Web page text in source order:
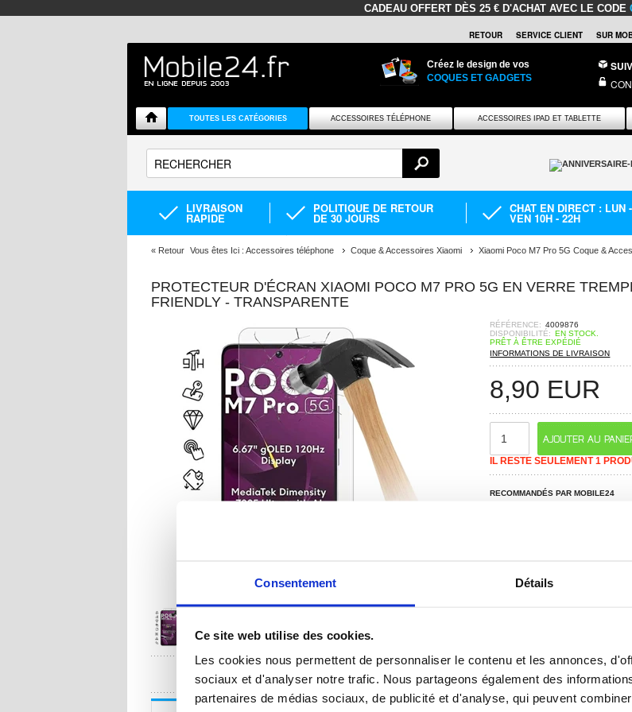
Consentement Détails
Ce site web utilise des cookies.
Les cookies nous permettent de personnaliser le contenu et les annonces,
sociaux et d'analyser notre trafic. Nous partageons également des
partenaires de médias sociaux, de publicité et d'analyse, qui peuvent
CADEAU OFFERT DÈS 25 € D'ACHAT AVEC LE CODE
RETOUR SERVICE CLIENT SUR
Créez le design de vos
COQUES ET GADGETS
TOUTES LES CATÉGORIES ACCESSOIRES TÉLÉPHONE ACCESSOIRES IPAD ET TABLETTE
LIVRAISON
RAPIDE
POLITIQUE DE RETOUR
DE 30 JOURS
CHAT EN DIRECT : LUN -
VEN 10H - 22H
« Retour Vous êtes Ici : Accessoires téléphone Coque & Accessoires Xiaomi Xiaomi Poco M7 Pro 5G Coque &
PROTECTEUR D'ÉCRAN XIAOMI POCO M7 PRO 5G EN VERRE
FRIENDLY - TRANSPARENTE
RÉFÉRENCE: 4009876
DISPONIBILITÉ: EN STOCK.
PRÊT À ÊTRE EXPÉDIÉ
INFORMATIONS DE LIVRAISON
8,90 EUR
IL RESTE SEULEMENT 1
RECOMMANDÉS PAR MOBILE24
UNE QUESTION ? CONTACTEZ-NOUS ! CHAT EN